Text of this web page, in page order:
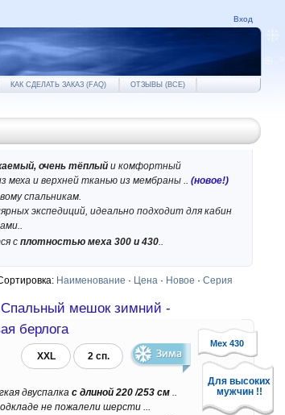
Вход
КАК СДЕЛАТЬ ЗАКАЗ (FAQ) ОТЗЫВЫ (ВСЕ)
очень тёплый и комфортный
меха и верхней тканью из мембраны .. (новое!)
спальникам.
экспедиций, идеально подходит для кабин
с плотностью меха 300 и 430..
Наименование · Цена · Новое · Серия
Мех 430
Для высоких
мужчин !!
мешок зимний -
берлога
XXL
2 сп.
двуспалка с длиной 220 /253 см ..
не пожалели шерсти ...